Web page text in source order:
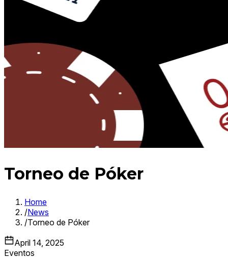
Torneo de Póker
Home
/News
/Torneo de Póker
April 14, 2025
Eventos